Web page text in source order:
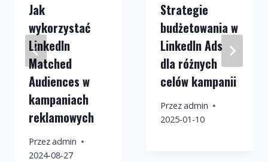
Jak
wykorzystać
LinkedIn
Matched
Audiences w
kampaniach
reklamowych
Przezadmin
2024-08-27
Strategie
budżetowania w
LinkedIn Ads
dla różnych
celów kampanii
Przezadmin
2025-01-10